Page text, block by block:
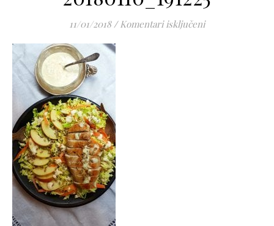
11/01/2018 / Komentari isključeniza